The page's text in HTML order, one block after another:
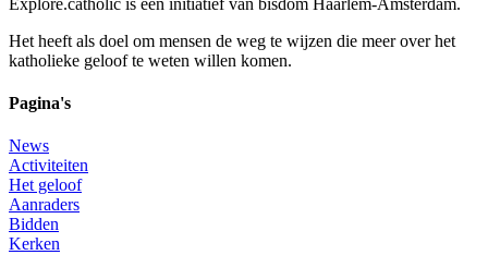
Het heeft als doel om mensen de weg te wijzen die meer over het
katholieke geloof te weten willen komen.
Pagina's
News
Activiteiten
Het geloof
Aanraders
Bidden
Kerken